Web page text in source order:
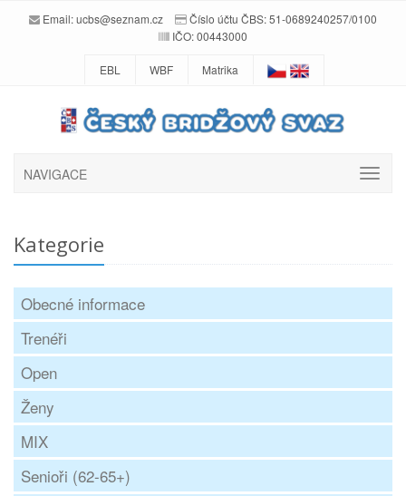
Email:ucbs@seznam.cz
Číslo účtu ČBS: 51-0689240257/0100
IČO: 00443000
EBL WBF Matrika
NAVIGACE
Kategorie
Obecné informace
Trenéři
Open
Ženy
MIX
Senioři (62-65+)